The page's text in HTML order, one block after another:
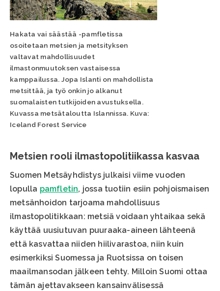
Hakata vai säästää -pamfletissa
osoitetaan metsien ja metsityksen
valtavat mahdollisuudet
ilmastonmuutoksen vastaisessa
kamppailussa. Jopa Islanti on mahdollista
metsittää, ja työ onkin jo alkanut
suomalaisten tutkijoiden avustuksella.
Kuvassa metsätaloutta Islannissa. Kuva:
Iceland Forest Service
Metsien rooli ilmastopolitiikassa kasvaa
Suomen Metsäyhdistys julkaisi viime vuoden
lopulla pamfletin, jossa tuotiin esiin pohjoismaisen
metsänhoidon tarjoama mahdollisuus
ilmastopolitikkaan: metsiä voidaan yhtaikaa sekä
käyttää uusiutuvan puuraaka-aineen lähteenä
että kasvattaa niiden hiilivarastoa, niin kuin
esimerkiksi Suomessa ja Ruotsissa on toisen
maailmansodan jälkeen tehty. Milloin Suomi ottaa
tämän ajettavakseen kansainvälisessä